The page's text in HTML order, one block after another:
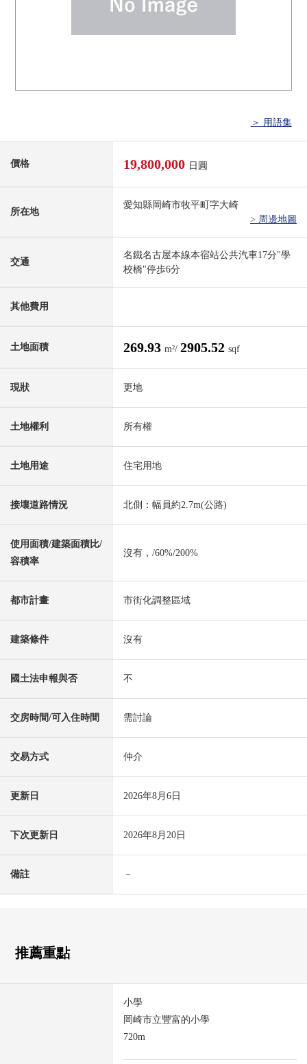
＞ 用語集
價格 19,800,000 日圓
所在地
愛知縣岡崎市牧平町字大崎
> 周邊地圖
交通
名鐵名古屋本線本宿站公共汽車17分"學
校橋"停歩6分
其他費用
土地面積 269.93 m²/ 2905.52 sqf
現狀 更地
土地權利 所有權
土地用途 住宅用地
接壤道路情況 北側：幅員約2.7m(公路)
使用面積/建築面積比/
容積率
沒有，/60%/200%
都市計畫 市街化調整區域
建築條件 沒有
國土法申報與否 不
交房時間/可入住時間 需討論
交易方式 仲介
更新日 2026年8月6日
下次更新日 2026年8月20日
備註 －
推薦重點
小學
岡崎市立豐富的小學
720m